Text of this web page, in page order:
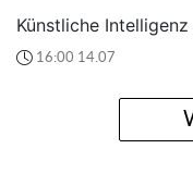
Künstliche
16:00 14.07